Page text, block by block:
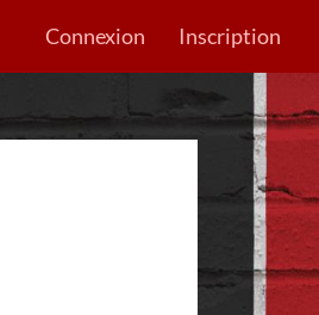
Connexion Inscription